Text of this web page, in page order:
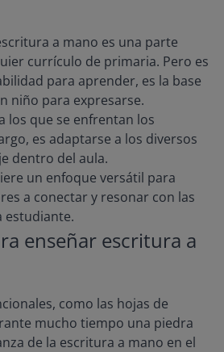
a mano es una parte
currículo de primaria. Pero es
para aprender, es la base
niño para expresarse.
los que se enfrentan los
es adaptarse a los diversos
dentro del aula.
un enfoque versátil para
a conectar y resonar con las
estudiante.
enseñar escritura a
como las hojas de
mucho tiempo una piedra
de la escritura a mano en el